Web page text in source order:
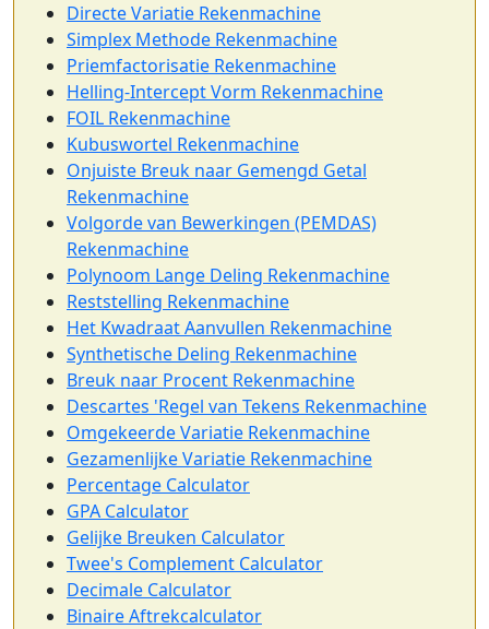
Directe Variatie Rekenmachine
Simplex Methode Rekenmachine
Priemfactorisatie Rekenmachine
Helling-Intercept Vorm Rekenmachine
FOIL Rekenmachine
Kubuswortel Rekenmachine
Onjuiste Breuk naar Gemengd Getal
Rekenmachine
Volgorde van Bewerkingen (PEMDAS)
Rekenmachine
Polynoom Lange Deling Rekenmachine
Reststelling Rekenmachine
Het Kwadraat Aanvullen Rekenmachine
Synthetische Deling Rekenmachine
Breuk naar Procent Rekenmachine
Descartes 'Regel van Tekens Rekenmachine
Omgekeerde Variatie Rekenmachine
Gezamenlijke Variatie Rekenmachine
Percentage Calculator
GPA Calculator
Gelijke Breuken Calculator
Twee's Complement Calculator
Decimale Calculator
Binaire Aftrekcalculator